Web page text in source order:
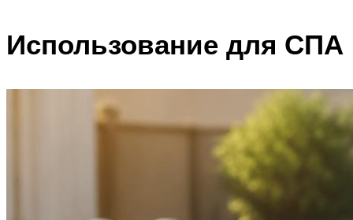
Использование для СПА